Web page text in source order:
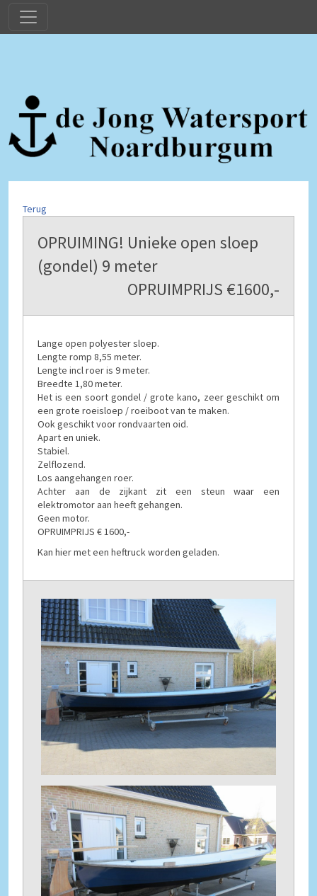
Terug
OPRUIMING! Unieke open sloep
(gondel) 9 meter
OPRUIMPRIJS €1600,-
Lange open polyester sloep.
Lengte romp 8,55 meter.
Lengte incl roer is 9 meter.
Breedte 1,80 meter.
Het is een soort gondel / grote kano, zeer geschikt om
een grote roeisloep / roeiboot van te maken.
Ook geschikt voor rondvaarten oid.
Apart en uniek.
Stabiel.
Zelflozend.
Los aangehangen roer.
Achter aan de zijkant zit een steun waar een
elektromotor aan heeft gehangen.
Geen motor.
OPRUIMPRIJS € 1600,-
Kan hier met een heftruck worden geladen.